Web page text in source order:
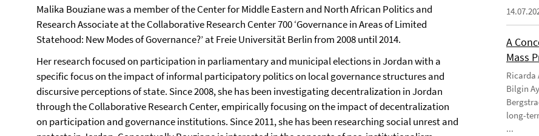
Malika Bouziane was a member of the Center for Middle Eastern and North African Politics and
Research Associate at the Collaborative Research Center 700 ‘Governance in Areas of Limited
Statehood: New Modes of Governance?’ at Freie Universität Berlin from 2008 until 2014.
Her research focused on participation in parliamentary and municipal elections in Jordan with a
specific focus on the impact of informal participatory politics on local governance structures and
discursive perceptions of state. Since 2008, she has been investigating decentralization in Jordan
through the Collaborative Research Center, empirically focusing on the impact of decentralization
on participation and governance institutions. Since 2011, she has been researching social unrest and
A
Mass
Ricarda
Bilgin
long-
...